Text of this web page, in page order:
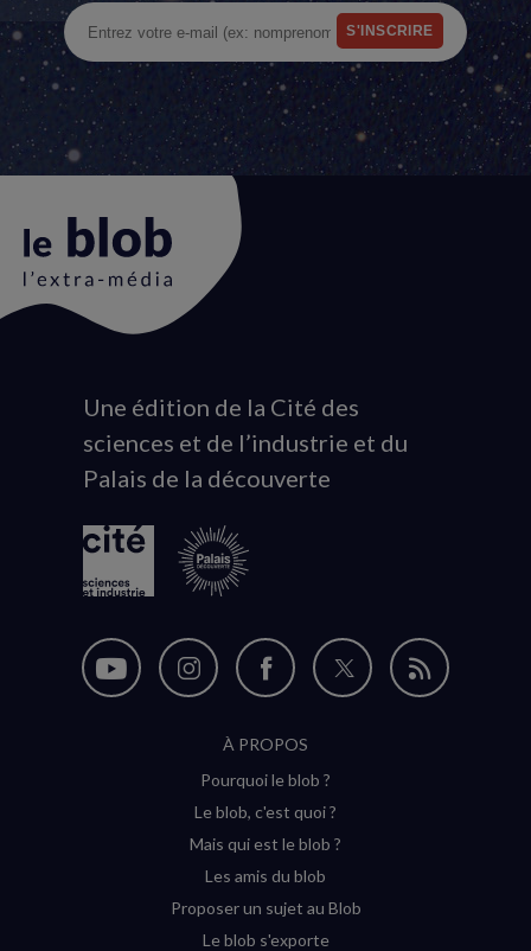
Animation
du
logo
Une édition de la Cité des
sciences et de l’industrie et du
Palais de la découverte
Nous
Nous
Instagram
(nouvelle
Nous
sur
Facebook
(nouvelle
Nous
Flux
À PROPOS
Pourquoi le blob ?
Le blob, c'est quoi ?
Mais qui est le blob ?
Les amis du blob
Proposer un sujet au Blob
Le blob s'exporte